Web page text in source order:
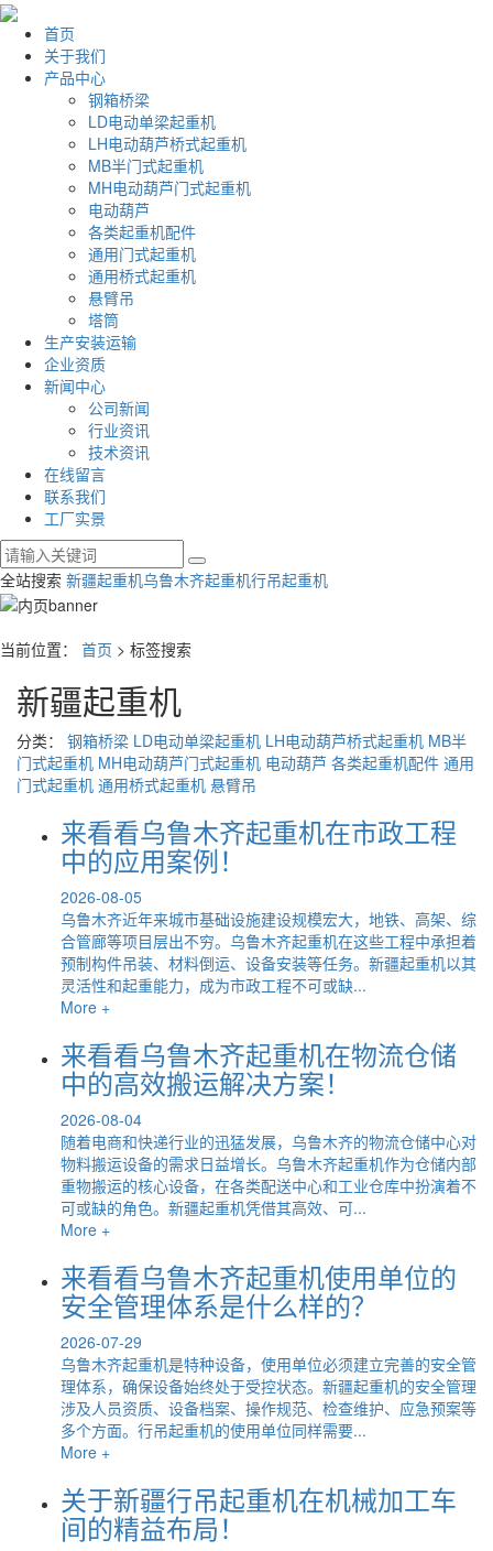
首页
关于我们
产品中心
钢箱桥梁
LD电动单梁起重机
LH电动葫芦桥式起重机
MB半门式起重机
MH电动葫芦门式起重机
电动葫芦
各类起重机配件
通用门式起重机
通用桥式起重机
悬臂吊
塔筒
生产安装运输
企业资质
新闻中心
公司新闻
行业资讯
技术资讯
在线留言
联系我们
工厂实景
全站搜索 新疆起重机乌鲁木齐起重机行吊起重机
当前位置： 首页 > 标签搜索
新疆起重机
分类： 钢箱桥梁 LD电动单梁起重机 LH电动葫芦桥式起重机 MB半
门式起重机 MH电动葫芦门式起重机 电动葫芦 各类起重机配件 通用
门式起重机 通用桥式起重机 悬臂吊
来看看乌鲁木齐起重机在市政工程
中的应用案例！
2026-08-05
乌鲁木齐近年来城市基础设施建设规模宏大，地铁、高架、综
合管廊等项目层出不穷。乌鲁木齐起重机在这些工程中承担着
预制构件吊装、材料倒运、设备安装等任务。新疆起重机以其
灵活性和起重能力，成为市政工程不可或缺...
More +
来看看乌鲁木齐起重机在物流仓储
中的高效搬运解决方案！
2026-08-04
随着电商和快递行业的迅猛发展，乌鲁木齐的物流仓储中心对
物料搬运设备的需求日益增长。乌鲁木齐起重机作为仓储内部
重物搬运的核心设备，在各类配送中心和工业仓库中扮演着不
可或缺的角色。新疆起重机凭借其高效、可...
More +
来看看乌鲁木齐起重机使用单位的
安全管理体系是什么样的？
2026-07-29
乌鲁木齐起重机是特种设备，使用单位必须建立完善的安全管
理体系，确保设备始终处于受控状态。新疆起重机的安全管理
涉及人员资质、设备档案、操作规范、检查维护、应急预案等
多个方面。行吊起重机的使用单位同样需要...
More +
关于新疆行吊起重机在机械加工车
间的精益布局！